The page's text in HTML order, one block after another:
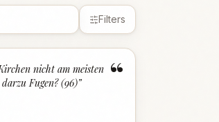
Filters
“
nicht am meisten
Fugen? (96)”